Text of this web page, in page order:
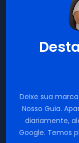
Deixe sua
Nosso Guia.
diariamente,
Google. Temos